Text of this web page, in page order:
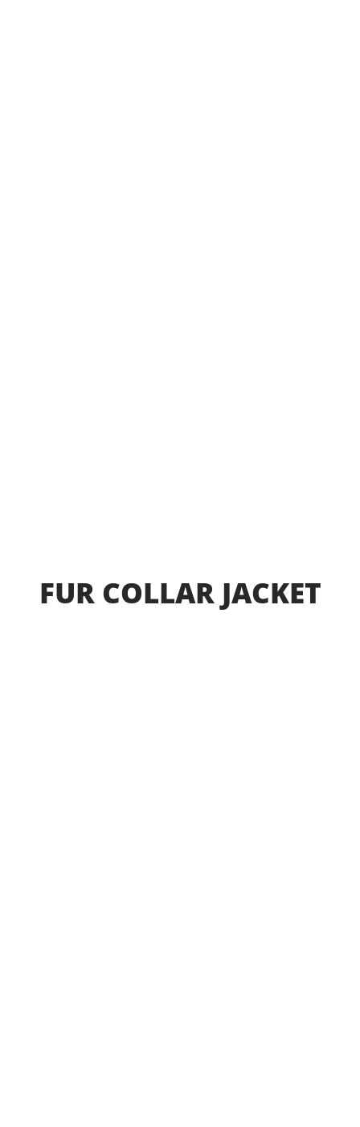
FUR COLLAR JACKET